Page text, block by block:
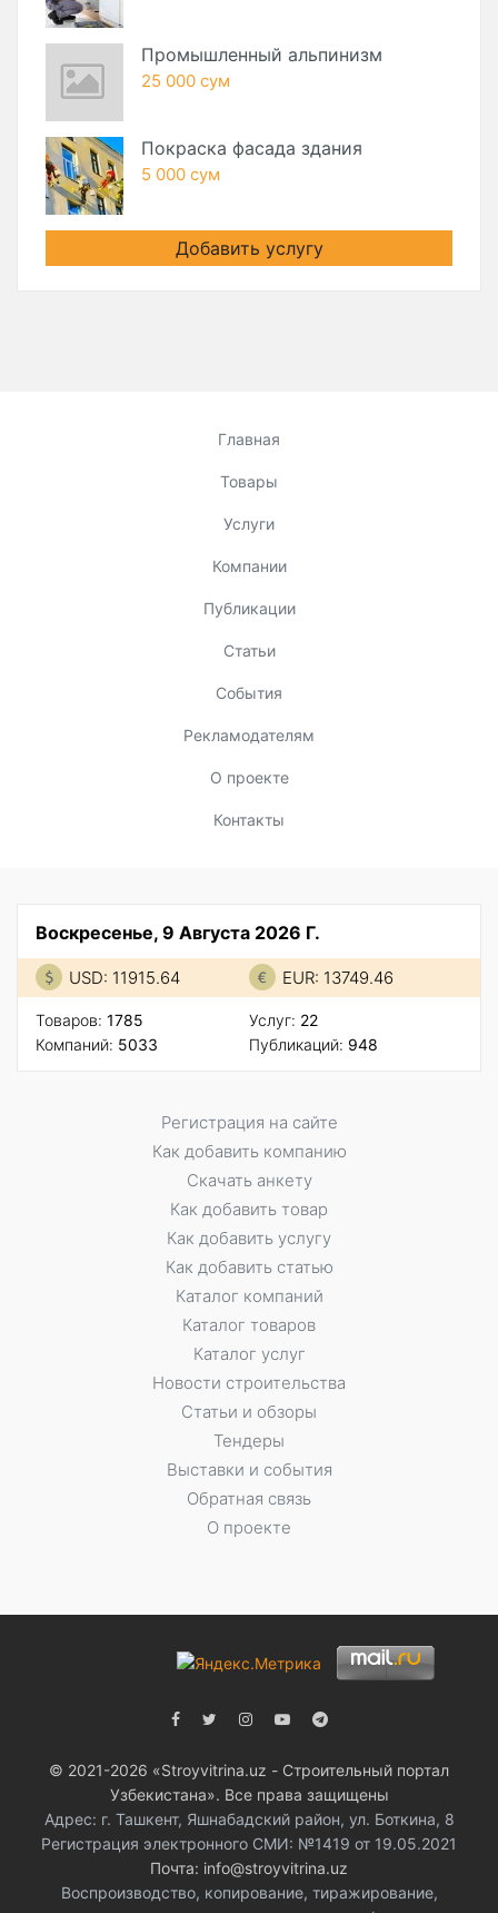
Промышленный альпинизм
25 000 сум
Покраска фасада здания
5 000 сум
Добавить услугу
Главная
Товары
Услуги
Компании
Публикации
Статьи
События
Рекламодателям
О проекте
Контакты
Воскресенье, 9 Августа 2026 Г.
USD: 11915.64 EUR: 13749.46
Товаров: 1785
Компаний: 5033
Услуг: 22
Публикаций: 948
Регистрация на сайте
Как добавить компанию
Скачать анкету
Как добавить товар
Как добавить услугу
Как добавить статью
Каталог компаний
Каталог товаров
Каталог услуг
Новости строительства
Статьи и обзоры
Тендеры
Выставки и события
Обратная связь
О проекте
© 2021-2026 «Stroyvitrina.uz - Строительный портал
Узбекистана». Все права защищены
Адрес: г. Ташкент, Яшнабадский район, ул. Боткина, 8
Регистрация электронного СМИ: №1419 от 19.05.2021
Почта: info@stroyvitrina.uz
Воспроизводство, копирование, тиражирование,